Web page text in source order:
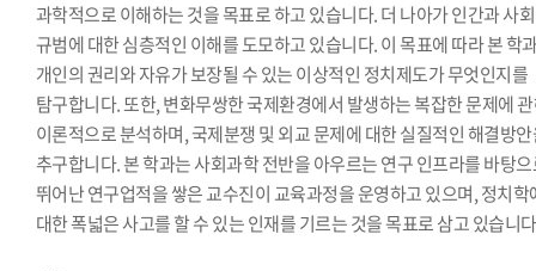
과학적으로 이해하는 것을 목표로 하고 있습니다. 더 나아가 인간과 사
규범에 대한 심층적인 이해를 도모하고 있습니다. 이 목표에 따라 본 학
개인의 권리와 자유가 보장될 수 있는 이상적인 정치제도가 무엇인지를
탐구합니다. 또한, 변화무쌍한 국제환경에서 발생하는 복잡한 문제에
이론적으로 분석하며, 국제분쟁 및 외교 문제에 대한 실질적인 해결방
추구합니다. 본 학과는 사회과학 전반을 아우르는 연구 인프라를 바탕
뛰어난 연구업적을 쌓은 교수진이 교육과정을 운영하고 있으며, 정치학
대한 폭넓은 사고를 할 수 있는 인재를 기르는 것을 목표로 삼고 있습니